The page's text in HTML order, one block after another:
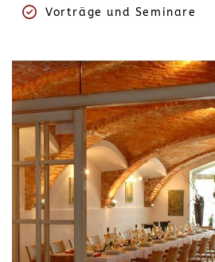
Vorträge und Seminare